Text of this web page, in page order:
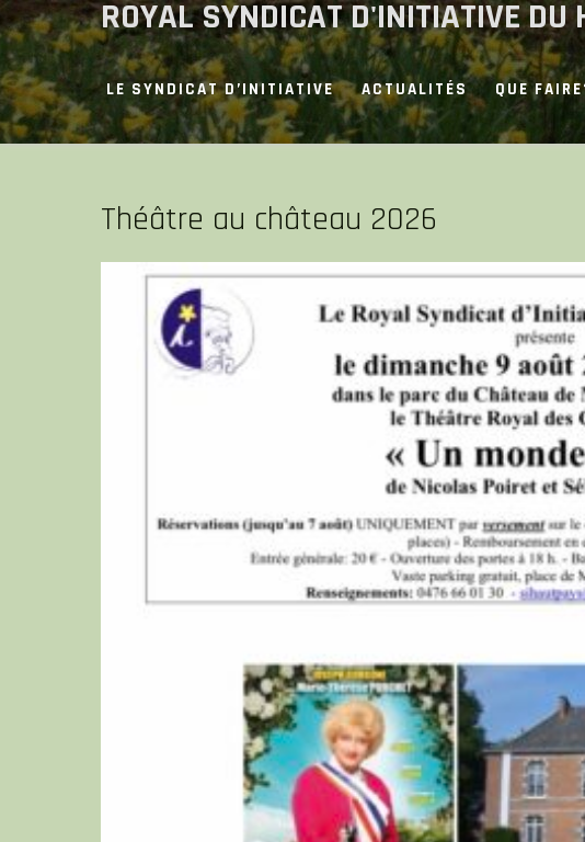
Skip
to
content
ROYAL SYNDICAT D'INITIATIVE DU
LE SYNDICAT D’INITIATIVE ACTUALITÉS QUE
Théâtre au château 2026